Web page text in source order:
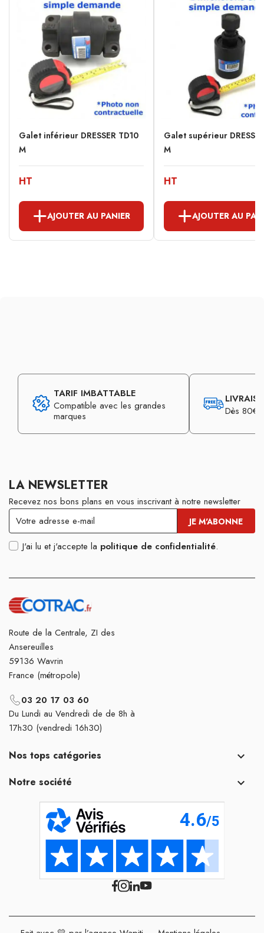
Galet inférieur DRESSER TD10
M
HT
AJOUTER AU PANIER
Galet supérieur
M
HT
AJOUTER AU
TARIF IMBATTABLE
Compatible avec les grandes
marques
Dès 80€
LA NEWSLETTER
Recevez nos bons plans en vous inscrivant à notre newsletter
J'ai lu et j'accepte la politique de confidentialité.
Route de la Centrale, ZI des
Ansereuilles
59136 Wavrin
France (métropole)
03 20 17 03 60
Du Lundi au Vendredi de de 8h à
17h30 (vendredi 16h30)
Nos tops catégories 
Notre société 